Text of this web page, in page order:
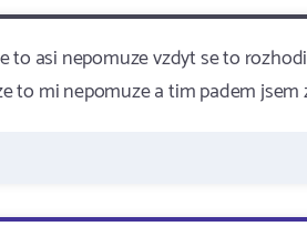
to asi nepomuze vzdyt se to
to mi nepomuze a tim padem jsem